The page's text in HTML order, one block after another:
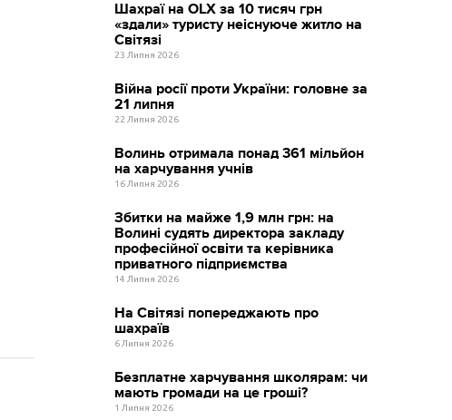
Шахраї на OLX за 10 тисяч грн
«здали» туристу неіснуюче житло на
Світязі
23 Липня 2026
Війна росії проти України: головне за
21 липня
22 Липня 2026
Волинь отримала понад 361 мільйон
на харчування учнів
16 Липня 2026
Збитки на майже 1,9 млн грн: на
Волині судять директора закладу
професійної освіти та керівника
приватного підприємства
14 Липня 2026
На Світязі попереджають про
шахраїв
6 Липня 2026
Безплатне харчування школярам: чи
мають громади на це гроші?
1 Липня 2026